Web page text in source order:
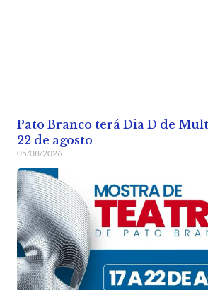
Pato Branco terá Dia D de
22 de agosto
05/08/2026